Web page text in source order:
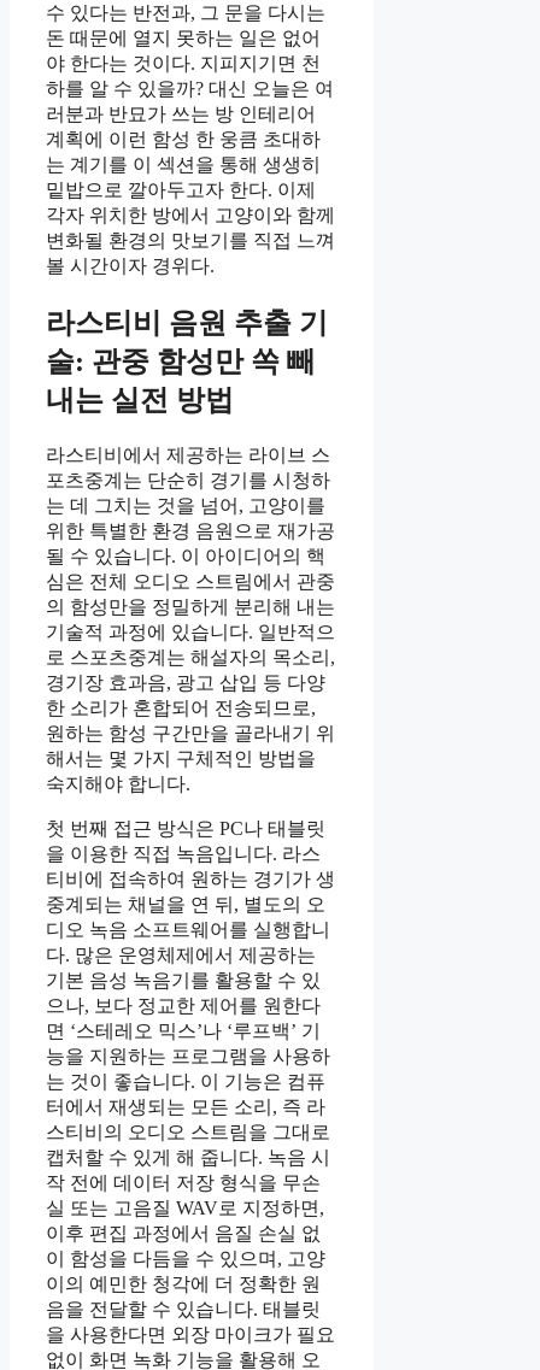
수 있다는 반전과, 그 문을 다시는
돈 때문에 열지 못하는 일은 없어
야 한다는 것이다. 지피지기면 천
하를 알 수 있을까? 대신 오늘은 여
러분과 반묘가 쓰는 방 인테리어
계획에 이런 함성 한 웅큼 초대하
는 계기를 이 섹션을 통해 생생히
밑밥으로 깔아두고자 한다. 이제
각자 위치한 방에서 고양이와 함께
변화될 환경의 맛보기를 직접 느껴
볼 시간이자 경위다.
라스티비 음원 추출 기
술: 관중 함성만 쏙 빼
내는 실전 방법
라스티비에서 제공하는 라이브 스
포츠중계는 단순히 경기를 시청하
는 데 그치는 것을 넘어, 고양이를
위한 특별한 환경 음원으로 재가공
될 수 있습니다. 이 아이디어의 핵
심은 전체 오디오 스트림에서 관중
의 함성만을 정밀하게 분리해 내는
기술적 과정에 있습니다. 일반적으
로 스포츠중계는 해설자의 목소리,
경기장 효과음, 광고 삽입 등 다양
한 소리가 혼합되어 전송되므로,
원하는 함성 구간만을 골라내기 위
해서는 몇 가지 구체적인 방법을
숙지해야 합니다.
첫 번째 접근 방식은 PC나 태블릿
을 이용한 직접 녹음입니다. 라스
티비에 접속하여 원하는 경기가 생
중계되는 채널을 연 뒤, 별도의 오
디오 녹음 소프트웨어를 실행합니
다. 많은 운영체제에서 제공하는
기본 음성 녹음기를 활용할 수 있
으나, 보다 정교한 제어를 원한다
면 ‘스테레오 믹스’나 ‘루프백’ 기
능을 지원하는 프로그램을 사용하
는 것이 좋습니다. 이 기능은 컴퓨
터에서 재생되는 모든 소리, 즉 라
스티비의 오디오 스트림을 그대로
캡처할 수 있게 해 줍니다. 녹음 시
작 전에 데이터 저장 형식을 무손
실 또는 고음질 WAV로 지정하면,
이후 편집 과정에서 음질 손실 없
이 함성을 다듬을 수 있으며, 고양
이의 예민한 청각에 더 정확한 원
음을 전달할 수 있습니다. 태블릿
을 사용한다면 외장 마이크가 필요
없이 화면 녹화 기능을 활용해 오